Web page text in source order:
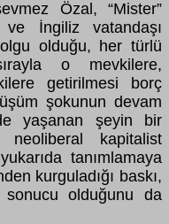
Özal, “Mister”
İngiliz vatandaşı
olduğu, her türlü
o mevkilere,
getirilmesi borç
şokunun devam
yaşanan şeyin bir
neoliberal kapitalist
tanımlamaya
kurguladığı baskı,
olduğunu da